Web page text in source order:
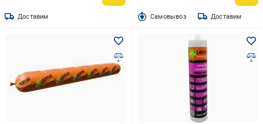
Доставим Cамовывоз Доставим